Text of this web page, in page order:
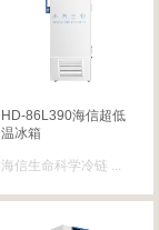
HD-86L390海信超低
温冰箱
海信生命科学冷链 ...